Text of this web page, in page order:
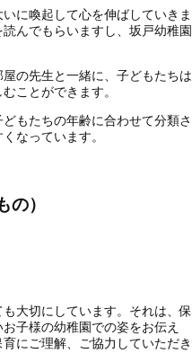
に喚起して心を伸ばしていきま
んでもらいますし、坂戸幼稚園
の先生と一緒に、子どもたちは
ことができます。
もたちの年齢に合わせて分類さ
なっています。
）
大切にしています。それは、保
子様の幼稚園での姿をお伝え
にご理解、ご協力していただき